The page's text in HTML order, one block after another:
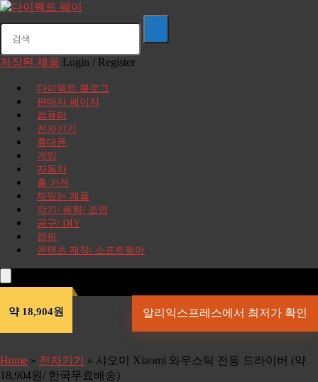
저장된 제품 Login / Register
다이렉트 블로그
판매자 페이지
컴퓨터
전자기기
휴대폰
게임
자동차
홈 가전
재밌는 제품
악기/ 음향/ 조명
공구/ DIY
캠핑
콘텐츠 제작/ 소프트웨어
약 18,904원 알리익스프레스에서 최저가 확인
Home » 전자기기 » 샤오미 Xiaomi 와우스틱 전동 드라이버 (약
18,904원/ 한국무료배송)